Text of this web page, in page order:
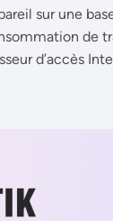
sur une
de
d’accès